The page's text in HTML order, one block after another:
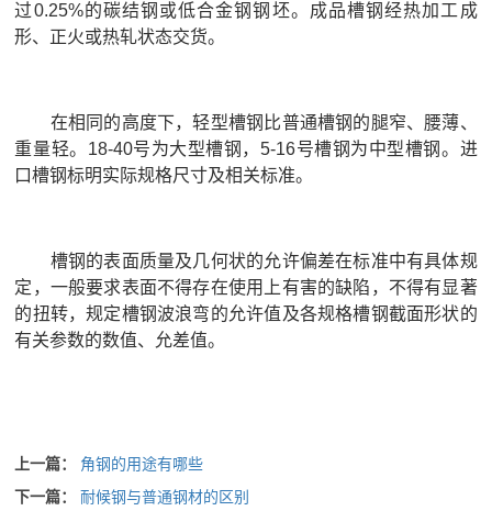
过0.25%的碳结钢或低合金钢钢坯。成品槽钢经热加工成
形、正火或热轧状态交货。
在相同的高度下，轻型槽钢比普通槽钢的腿窄、腰薄、
重量轻。18-40号为大型槽钢，5-16号槽钢为中型槽钢。进
口槽钢标明实际规格尺寸及相关标准。
槽钢的表面质量及几何状的允许偏差在标准中有具体规
定，一般要求表面不得存在使用上有害的缺陷，不得有显著
的扭转，规定槽钢波浪弯的允许值及各规格槽钢截面形状的
有关参数的数值、允差值。
上一篇：
角钢的用途有哪些
下一篇：
耐候钢与普通钢材的区别